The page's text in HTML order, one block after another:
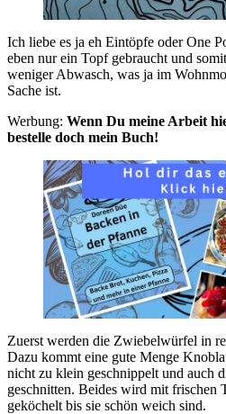
Ich liebe es ja eh Eintöpfe oder One
eben nur ein Topf gebraucht und
weniger Abwasch, was ja im
Sache ist.
Werbung: Wenn Du meine Arbeit
bestelle doch mein Buch!
Zuerst werden die Zwiebelwürfel in
Dazu kommt eine gute Menge
nicht zu klein geschnippelt und auch
geschnitten. Beides wird mit frischen
geköchelt bis sie schön weich sind.